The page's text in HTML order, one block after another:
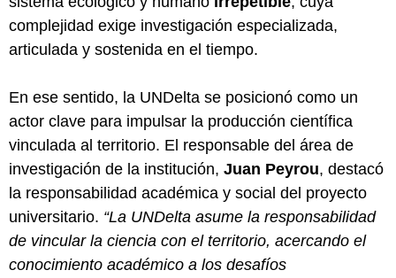
complejidad exige investigación especializada,
articulada y sostenida en el tiempo.
En ese sentido, la UNDelta se posicionó como un
actor clave para impulsar la producción científica
vinculada al territorio. El responsable del área de
investigación de la institución, Juan Peyrou, destacó
la responsabilidad académica y social del proyecto
universitario. “La UNDelta asume la responsabilidad
de vincular la ciencia con el territorio, acercando el
conocimiento académico a los desafíos